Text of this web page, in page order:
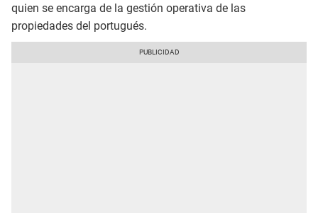
quien se encarga de la gestión operativa de las
propiedades del portugués.